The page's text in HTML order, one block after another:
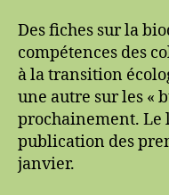
Des fiches sur la
compétences des
à la transition
une autre sur les «
prochainement. Le
publication des
janvier.